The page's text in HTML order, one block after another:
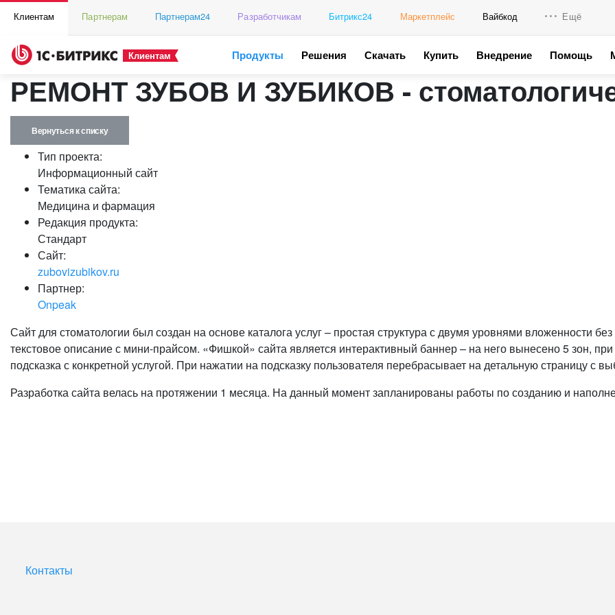
Клиентам Партнерам Партнерам24 Разработчикам Битрикс24 Маркетплейс Вайбкод Ещё
Клиентам Продукты Решения Скачать Купить Внедрение Помощь
РЕМОНТ ЗУБОВ И ЗУБИКОВ -
Вернуться к списку
Тип проекта:
Информационный сайт
Тематика сайта:
Медицина и фармация
Редакция продукта:
Стандарт
Сайт:
zubovizubikov.ru
Партнер:
Onpeak
Сайт для стоматологии был создан на основе каталога услуг – простая структура с двумя уровнями вложенности
текстовое описание с мини-прайсом. «Фишкой» сайта является интерактивный баннер – на него вынесено 5 зон,
подсказка с конкретной услугой. При нажатии на подсказку пользователя перебрасывает на детальную страницу с
Разработка сайта велась на протяжении 1 месяца. На данный момент запланированы работы по созданию и
Контакты